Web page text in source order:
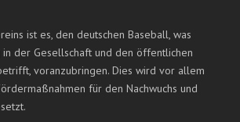
ist es, den deutschen Baseball, was
in der Gesellschaft und den öffentlichen
voranzubringen. Dies wird vor allem
für den Nachwuchs und